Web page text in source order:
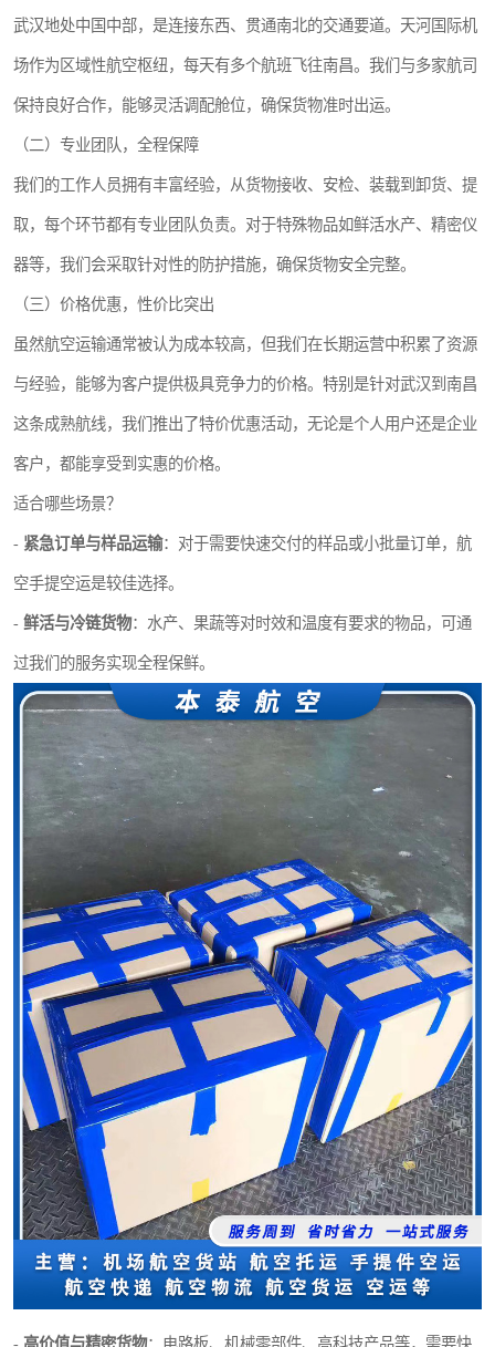
武汉地处中国中部，是连接东西、贯通南北的交通要道。天河国际机
场作为区域性航空枢纽，每天有多个航班飞往南昌。我们与多家航司
保持良好合作，能够灵活调配舱位，确保货物准时出运。
（二）专业团队，全程保障
我们的工作人员拥有丰富经验，从货物接收、安检、装载到卸货、提
取，每个环节都有专业团队负责。对于特殊物品如鲜活水产、精密仪
器等，我们会采取针对性的防护措施，确保货物安全完整。
（三）价格优惠，性价比突出
虽然航空运输通常被认为成本较高，但我们在长期运营中积累了资源
与经验，能够为客户提供极具竞争力的价格。特别是针对武汉到南昌
这条成熟航线，我们推出了特价优惠活动，无论是个人用户还是企业
客户，都能享受到实惠的价格。
适合哪些场景？
- 紧急订单与样品运输：对于需要快速交付的样品或小批量订单，航
空手提空运是较佳选择。
- 鲜活与冷链货物：水产、果蔬等对时效和温度有要求的物品，可通
过我们的服务实现全程保鲜。
- 高价值与精密货物：电路板、机械零部件、高科技产品等，需要快